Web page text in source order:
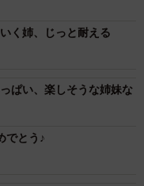
く姉、じっと耐える
ぱい、楽しそうな姉妹な
でとう♪